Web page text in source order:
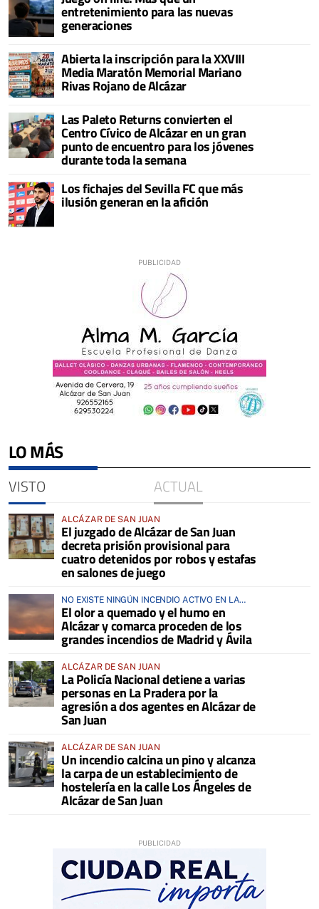
entretenimiento para las nuevas
generaciones
Abierta la inscripción para la XXVIII
Media Maratón Memorial Mariano
Rivas Rojano de Alcázar
Las Paleto Returns convierten el
Centro Cívico de Alcázar en un gran
punto de encuentro para los jóvenes
durante toda la semana
Los fichajes del Sevilla FC que más
ilusión generan en la afición
LO MÁS
VISTO ACTUAL
ALCÁZAR DE SAN JUAN
El juzgado de Alcázar de San Juan
decreta prisión provisional para
cuatro detenidos por robos y estafas
en salones de juego
NO EXISTE NINGÚN INCENDIO ACTIVO EN LA
COMARCA
El olor a quemado y el humo en
Alcázar y comarca proceden de los
grandes incendios de Madrid y Ávila
ALCÁZAR DE SAN JUAN
La Policía Nacional detiene a varias
personas en La Pradera por la
agresión a dos agentes en Alcázar de
San Juan
ALCÁZAR DE SAN JUAN
Un incendio calcina un pino y alcanza
la carpa de un establecimiento de
hostelería en la calle Los Ángeles de
Alcázar de San Juan